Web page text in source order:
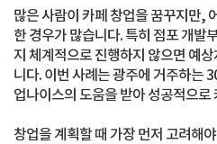
많은 사람이 카페 창업을 꿈꾸지만,
한 경우가 많습니다. 특히 점포 개발
지 체계적으로 진행하지 않으면 예
니다. 이번 사례는 광주에 거주하는
업나이스의 도움을 받아 성공적으
창업을 계획할 때 가장 먼저 고려해